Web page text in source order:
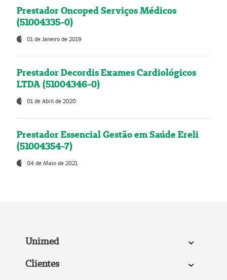
Prestador Oncoped Serviços Médicos
(51004335-0)
01 de Janeiro de 2019
Prestador Decordis Exames Cardiológicos
LTDA (51004346-0)
01 de Abril de 2020
Prestador Essencial Gestão em Saúde Ereli
(51004354-7)
04 de Maio de 2021
Unimed
Clientes